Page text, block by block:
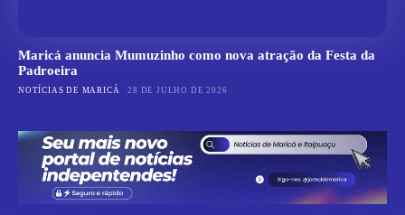
Maricá anuncia Mumuzinho como nova atração da Festa da
Padroeira
NOTÍCIAS DE MARICÁ 28 DE JULHO DE 2026